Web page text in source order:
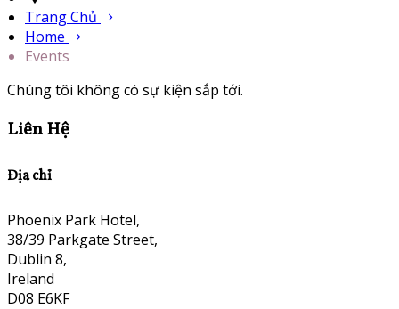
Trang Chủ
Home
Events
Chúng tôi không có sự kiện sắp tới.
Liên Hệ
Địa chỉ
Phoenix Park Hotel,
38/39 Parkgate Street,
Dublin 8,
Ireland
D08 E6KF